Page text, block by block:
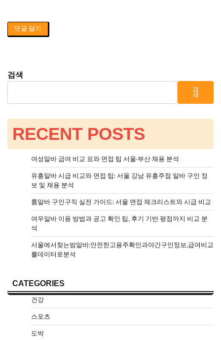
검색
검
색
RECENT POSTS
여성알바 급여 비교 표와 면접 팁 서울·부산 채용 분석
유흥알바 시급 비교와 면접 팁: 서울 강남 유흥주점 알바 구인 정
보 및 채용 분석
룸알바 구인구직 실전 가이드: 서울 면접 체크리스트와 시급 비교
여우알바 이용 방법과 공고 확인 팁, 후기 기반 평점까지 비교 분
석
서울에서찾는밤알바:안전한고용주확인과야간구인정보,급여비교
를데이터로분석
CATEGORIES
건강
스포츠
도박